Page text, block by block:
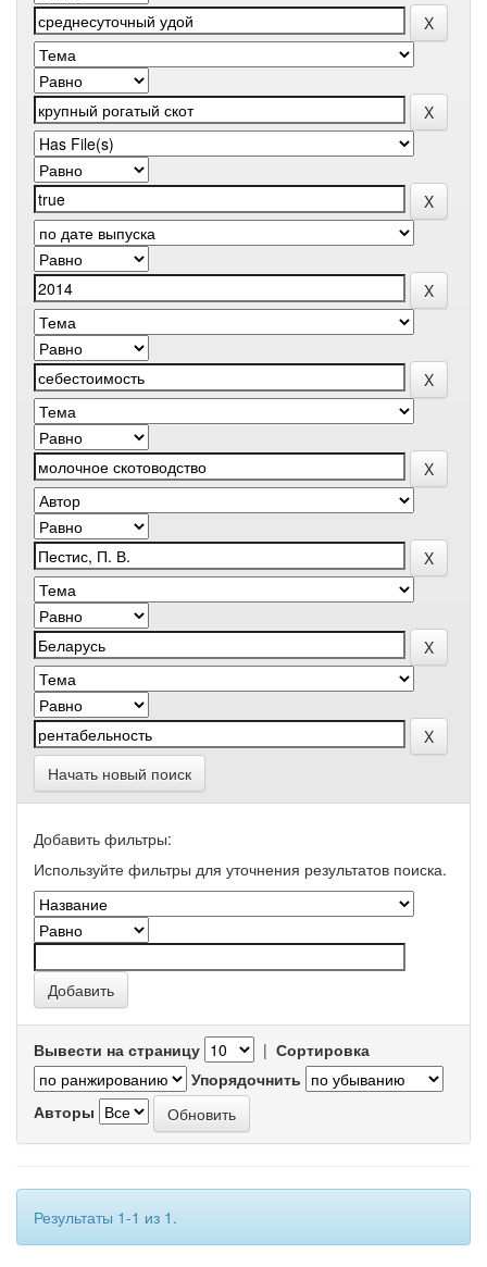
Начать новый поиск
Добавить фильтры:
Используйте фильтры для уточнения результатов поиска.
Вывести на страницу | Сортировка
Упорядочнить
Авторы
Результаты 1-1 из 1.